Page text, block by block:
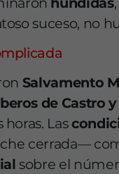
suceso, no
Salvamento
de Castro y
Las
cerrada—
sobre el